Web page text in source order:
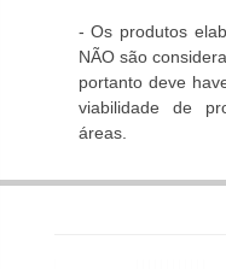
- Os produtos
NÃO são
portanto deve
viabilidade de
áreas.